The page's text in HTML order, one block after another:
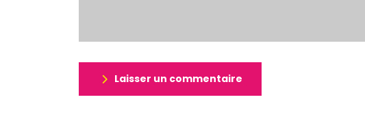
Laisser un commentaire